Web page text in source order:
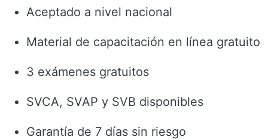
Aceptado a nivel nacional
Material de capacitación en línea gratuito
3 exámenes gratuitos
SVCA, SVAP y SVB disponibles
Garantía de 7 días sin riesgo